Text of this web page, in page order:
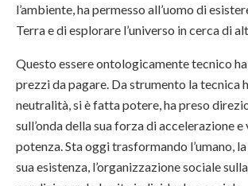
l’ambiente, ha permesso all’uomo di
Terra e di esplorare l’universo in cerca di
Questo essere ontologicamente tecnico
prezzi da pagare. Da strumento la tecnica
neutralità, si è fatta potere, ha preso
sull’onda della sua forza di accelerazione
potenza. Sta oggi trasformando l’umano,
sua esistenza, l’organizzazione sociale